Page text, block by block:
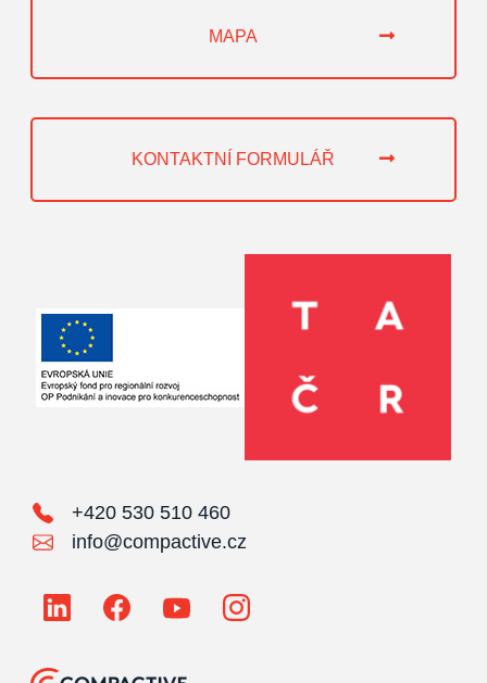
MAPA
KONTAKTNÍ FORMULÁŘ
+420 530 510 460
info@compactive.cz